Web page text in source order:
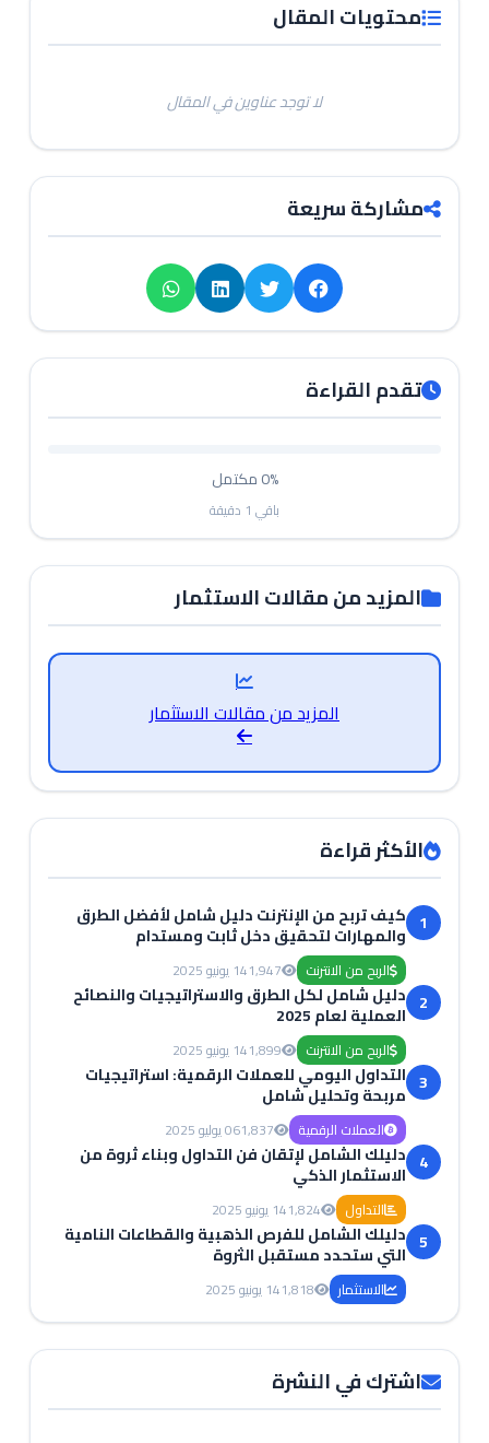
محتويات المقال
لا توجد عناوين في المقال
مشاركة سريعة
تقدم القراءة
0%مكتمل
باقي 1 دقيقة
المزيد من مقالات الاستثمار
المزيد من مقالات الاستثمار
الأكثر قراءة
1 كيف تربح من الإنترنت دليل شامل لأفضل الطرق
والمهارات لتحقيق دخل ثابت ومستدام
الربح من الانترنت 1,94714 يونيو 2025
2 دليل شامل لكل الطرق والاستراتيجيات والنصائح
العملية لعام 2025
الربح من الانترنت 1,89914 يونيو 2025
3 التداول اليومي للعملات الرقمية: استراتيجيات
مربحة وتحليل شامل
العملات الرقمية 1,83706 يوليو 2025
4 دليلك الشامل لإتقان فن التداول وبناء ثروة من
الاستثمار الذكي
التداول 1,82414 يونيو 2025
5 دليلك الشامل للفرص الذهبية والقطاعات النامية
التي ستحدد مستقبل الثروة
الاستثمار 1,81814 يونيو 2025
اشترك في النشرة